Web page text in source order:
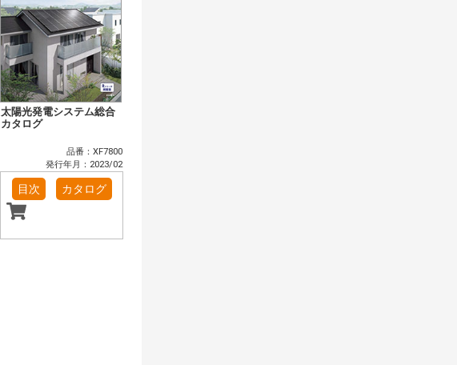
太陽光発電システム総合
カタログ
品番：XF7800
発行年月：2023/02
目次 カタログ